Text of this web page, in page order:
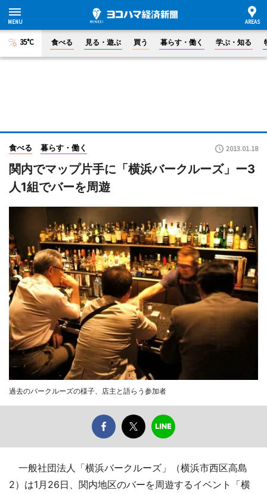
35°C 食べる 見る・遊ぶ 買う 暮らす・働く 学ぶ・知る
食べる 暮らす・働く 2013.01.18
関内でマップ片手に「横浜バークルーズ」ー3
人1組でバーを周遊
過去のバークルーズの様子、店主と語らう参加者
一般社団法人「横浜バークルーズ」（横浜市西区高島
2）は1月26日、関内地区のバーを周遊するイベント「横